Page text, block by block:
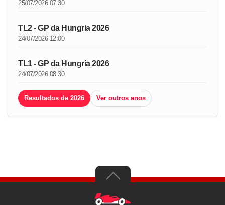
25/07/2026 07:30
TL2 - GP da Hungria 2026
24/07/2026 12:00
TL1 - GP da Hungria 2026
24/07/2026 08:30
Resultados de 2026 Ver outros anos